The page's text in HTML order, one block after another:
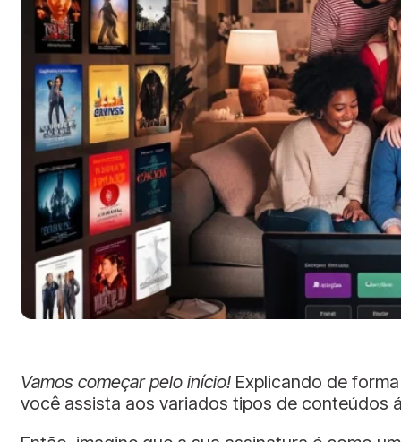
Vamos começar pelo início! Explicando de
você assista aos variados tipos de conteúdos